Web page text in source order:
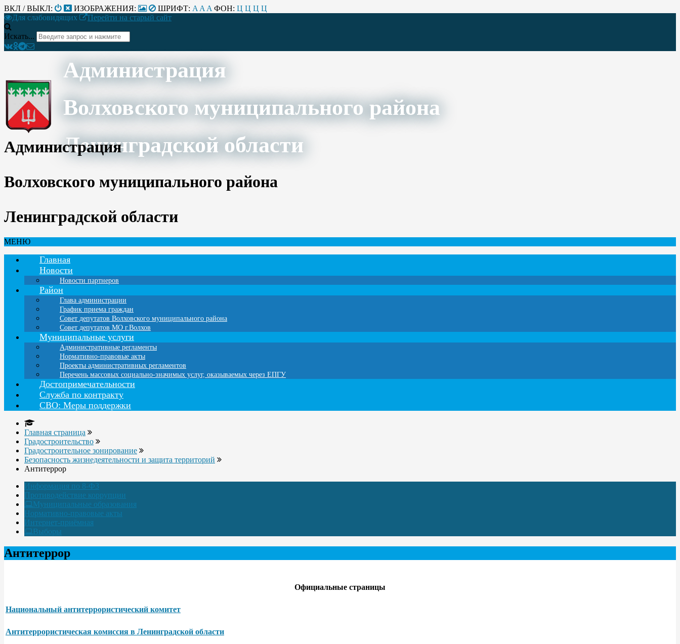
ВКЛ / ВЫКЛ: ИЗОБРАЖЕНИЯ: ШРИФТ: A A A ФОН: Ц Ц Ц Ц
Для слабовидящих
Перейти на старый сайт
Искать...
Администрация
Волховского муниципального района
Ленинградской области
Администрация
Волховского муниципального района
Ленинградской области
МЕНЮ
Главная
Новости
Новости партнеров
Район
Глава администрации
График приема граждан
Совет депутатов Волховского муниципального района
Совет депутатов МО г.Волхов
Муниципальные услуги
Административные регламенты
Нормативно-правовые акты
Проекты административных регламентов
Перечень массовых социально-значимых услуг, оказываемых через ЕПГУ
Достопримечательности
Служба по контракту
СВО: Меры поддержки
Главная страница
Градостроительство
Градостроительное зонирование
Безопасность жизнедеятельности и защита территорий
Антитеррор
Информация по 8-ФЗ
Противодействие коррупции
Муниципальные образования
Нормативно-правовые акты
Интернет-приёмная
Выборы
Антитеррор
Официальные страницы
Национальный антитеррористический комитет
Антитеррористическая комиссия в Ленинградской области